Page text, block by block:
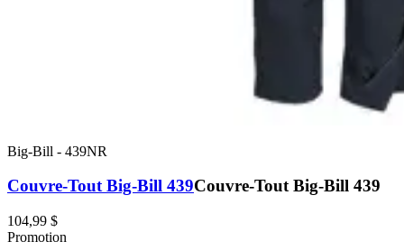
Big-Bill - 439NR
Couvre-Tout Big-Bill 439Couvre-Tout Big-Bill 439
104,99 $
Promotion